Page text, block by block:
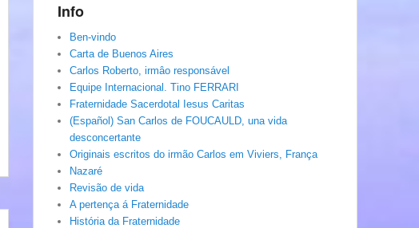
Info
Ben-vindo
Carta de Buenos Aires
Carlos Roberto, irmâo responsável
Equipe Internacional. Tino FERRARI
Fraternidade Sacerdotal Iesus Caritas
(Español) San Carlos de FOUCAULD, una vida
desconcertante
Originais escritos do irmão Carlos em Viviers, França
Nazaré
Revisão de vida
A pertença á Fraternidade
História da Fraternidade